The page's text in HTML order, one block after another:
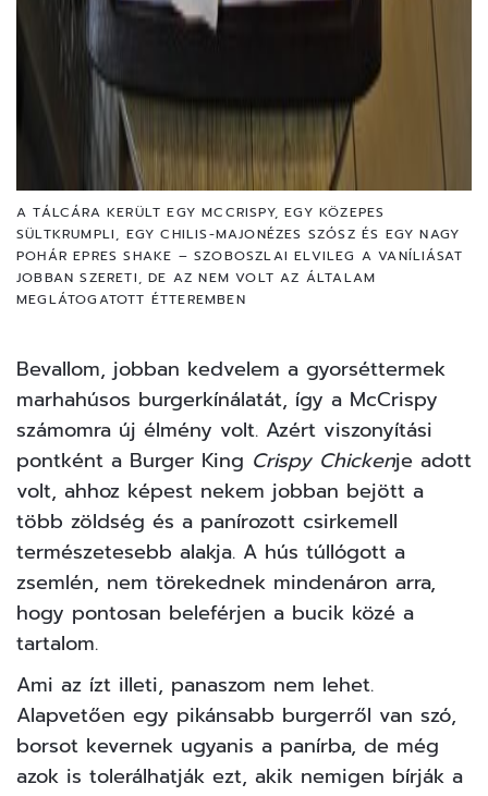
A TÁLCÁRA KERÜLT EGY MCCRISPY, EGY KÖZEPES
SÜLTKRUMPLI, EGY CHILIS-MAJONÉZES SZÓSZ ÉS EGY NAGY
POHÁR EPRES SHAKE – SZOBOSZLAI ELVILEG A VANÍLIÁSAT
JOBBAN SZERETI, DE AZ NEM VOLT AZ ÁLTALAM
MEGLÁTOGATOTT ÉTTEREMBEN
Bevallom, jobban kedvelem a gyorséttermek
marhahúsos burgerkínálatát, így a McCrispy
számomra új élmény volt. Azért viszonyítási
pontként a Burger King Crispy Chickenje adott
volt, ahhoz képest nekem jobban bejött a
több zöldség és a panírozott csirkemell
természetesebb alakja. A hús túllógott a
zsemlén, nem törekednek mindenáron arra,
hogy pontosan beleférjen a bucik közé a
tartalom.
Ami az ízt illeti, panaszom nem lehet.
Alapvetően egy pikánsabb burgerről van szó,
borsot kevernek ugyanis a panírba, de még
azok is tolerálhatják ezt, akik nemigen bírják a